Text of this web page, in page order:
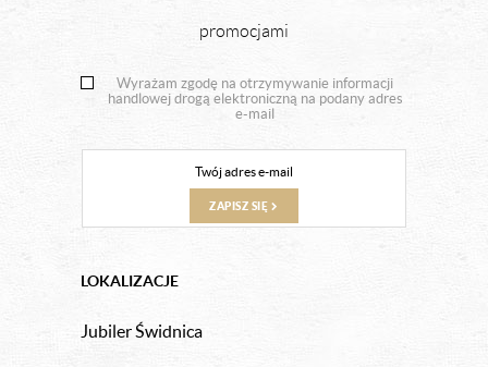
promocjami
Wyrażam zgodę na otrzymywanie informacji
handlowej drogą elektroniczną na podany adres
e-mail
ZAPISZ SIĘ
LOKALIZACJE
Jubiler Świdnica